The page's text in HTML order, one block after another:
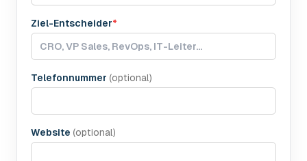
Ziel-Entscheider*
Telefonnummer (optional)
Website (optional)